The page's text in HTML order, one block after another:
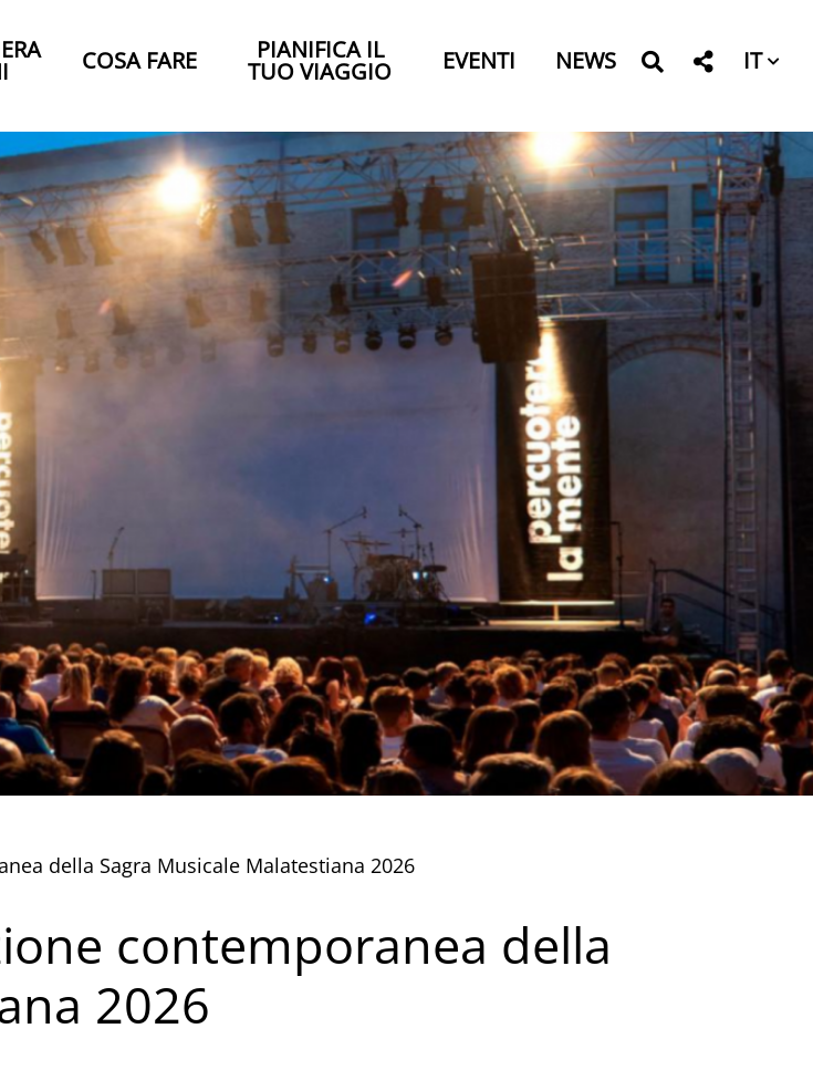
COSA FARE PIANIFICA IL
TUO VIAGGIO EVENTI NEWS IT
della Sagra Musicale Malatestiana 2026
contemporanea della
2026